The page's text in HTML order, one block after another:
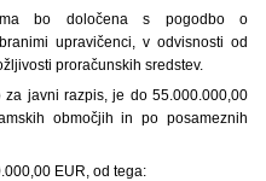
bo določena s pogodbo o
upravičenci, v odvisnosti od
proračunskih sredstev.
javni razpis, je do 55.000.000,00
območjih in po posameznih
EUR, od tega: